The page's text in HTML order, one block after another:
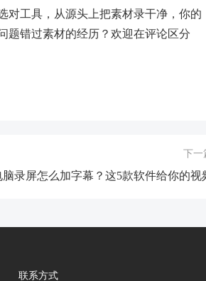
对工具，从源头上把素材录干净，你的
题错过素材的经历？欢迎在评论区分
下一
脑录屏怎么加字幕？这5款软件给你的视
联系方式